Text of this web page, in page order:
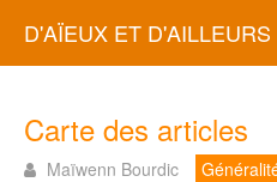
D'AÏEUX ET D'AILLEURS
Carte des articles
Maïwenn Bourdic